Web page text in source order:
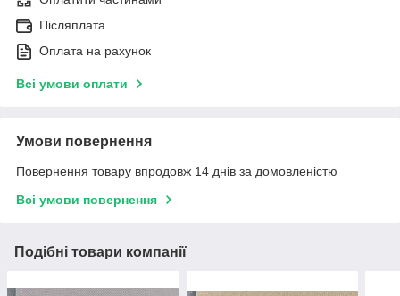
Післяплата
Оплата на рахунок
Всі умови оплати
Умови повернення
Повернення товару впродовж 14 днів за домовленістю
Всі умови повернення
Подібні товари компанії